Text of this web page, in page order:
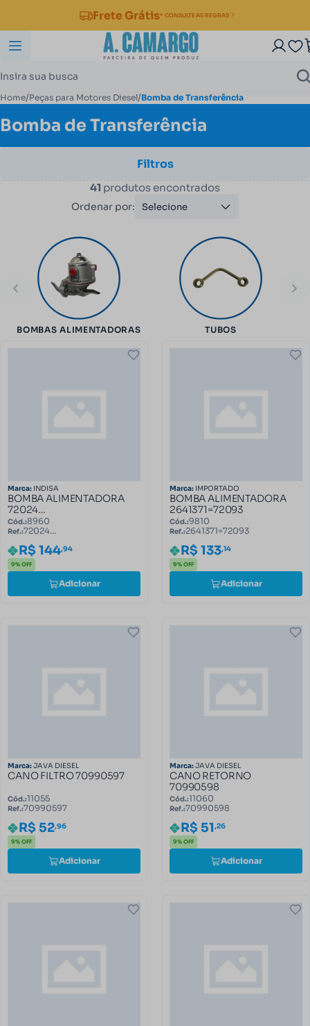
Frete Grátis* CONSULTE AS REGRAS
Home/Peças para Motores Diesel/Bomba de Transferência
Bomba de Transferência
BOMBAS ALIMENTADORAS TUBOS
Filtros
41 produtos encontrados
Ordenar por: Selecione
Marca: INDISA
BOMBA ALIMENTADORA
72024
(72063,72085,72092)
Cód.:8960
Ref.:72024
R$ 144,94
9% OFF
Adicionar
Marca: IMPORTADO
BOMBA ALIMENTADORA
2641371=72093
Cód.:9810
Ref.:2641371=72093
R$ 133,14
9% OFF
Adicionar
Marca:JAVA DIESEL
CANO FILTRO 70990597
Cód.:11055
Ref.:70990597
R$ 52,96
9% OFF
Adicionar
Marca:JAVA DIESEL
CANO RETORNO
70990598
Cód.:11060
Ref.:70990598
R$ 51,26
9% OFF
Adicionar